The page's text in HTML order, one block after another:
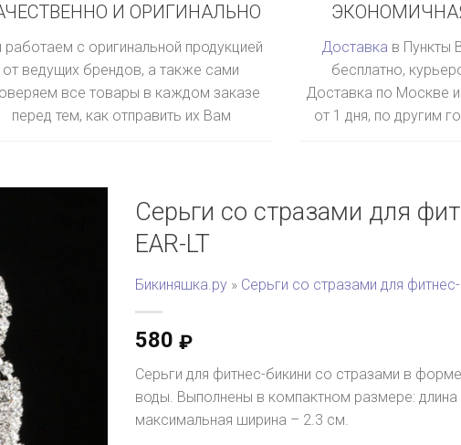
И ОРИГИНАЛЬНО
с оригинальной продукцией
от ведущих брендов, а также сами
все товары в каждом заказе
перед тем, как отправить их Вам
Доставка в Пункты
бесплатно,
Доставка по Москве
от 1 дня, по другим
Серьги со стразами для
EAR-LT
Бикиняшка.ру » Серьги со стразами для фитнес-
580 ₽
Серьги для фитнес-бикини со стразами в
воды. Выполнены в компактном размере:
максимальная ширина – 2.3 см.